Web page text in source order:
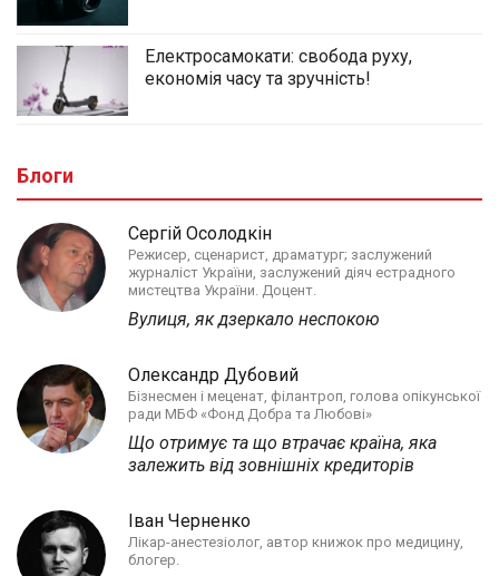
Електросамокати: свобода руху,
економія часу та зручність!
Блоги
Сергій Осолодкін
Режисер, сценарист, драматург; заслужений
журналіст України, заслужений діяч естрадного
мистецтва України. Доцент.
Вулиця, як дзеркало неспокою
Олександр Дубовий
Бізнесмен і меценат, філантроп, голова опікунської
ради МБФ «Фонд Добра та Любові»
Що отримує та що втрачає країна, яка
залежить від зовнішніх кредиторів
Іван Черненко
Лікар-анестезіолог, автор книжок про медицину,
блогер.